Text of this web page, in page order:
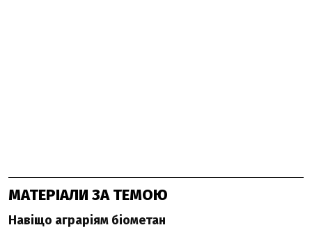
МАТЕРІАЛИ ЗА ТЕМОЮ
Навіщо аграріям біометан